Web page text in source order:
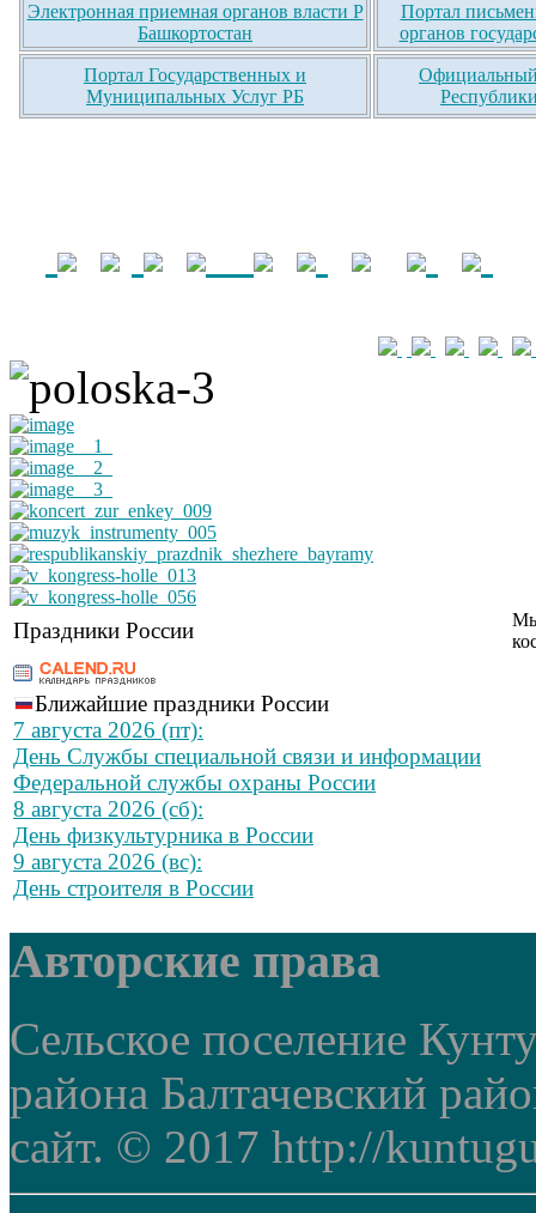
Электронная приемная органов власти Р
Башкортостан
Портал
органов
Портал Государственных и
Муниципальных Услуг РБ
Официальный
Праздники России
Ближайшие праздники России
7 августа 2026 (пт):
День Службы специальной связи и информации
Федеральной службы охраны России
8 августа 2026 (сб):
День физкультурника в России
9 августа 2026 (вс):
День строителя в России
Авторские права
Сельское поселение
района Балтачевский
сайт. © 2017 http://